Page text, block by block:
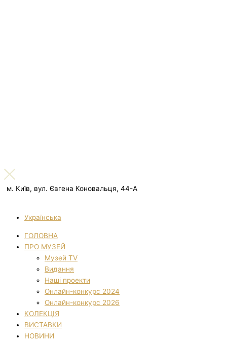
м. Київ, вул. Євгена Коновальця, 44-А
Українська
ГОЛОВНА
ПРО МУЗЕЙ
Музей TV
Видання
Наші проекти
Онлайн-конкурс 2024
Онлайн-конкурс 2026
КОЛЕКЦІЯ
ВИСТАВКИ
НОВИНИ